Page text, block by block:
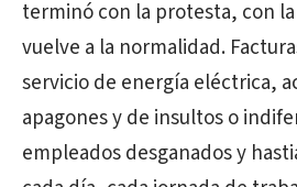
terminó con la protesta, con
vuelve a la normalidad.
servicio de energía eléctrica,
apagones y de insultos o
empleados desganados y